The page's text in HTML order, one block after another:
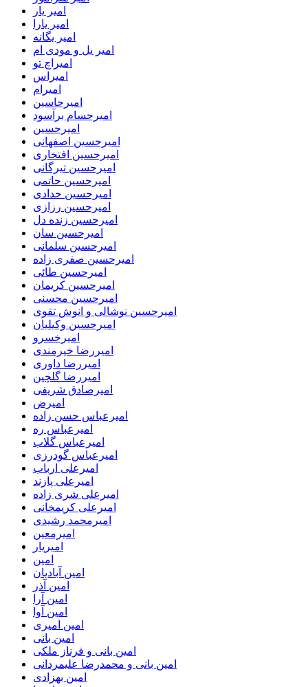
امیر یار
امیر یارا
امیر یگانه
امیر یل و مودی ام
امیراچ تو
امیراس
امیرام
امیرحاسین
امیرحسام برآسود
امیرحسین
امیرحسین اصفهانی
امیرحسین افتخاری
امیرحسین تیرگانی
امیرحسین حاتمی
امیرحسین حدادی
امیرحسین رزازی
امیرحسین زنده دل
امیرحسین سان
امیرحسین سلمانی
امیرحسین صفری زاده
امیرحسین طائی
امیرحسین کریمان
امیرحسین محسنی
امیرحسین نوشالی و انوش تقوی
امیرحسین وکیلیان
امیرخسرو
امیررضا خیرمندی
امیررضا داوری
امیررضا گلچین
امیرصادق شریفی
امیرض
امیرعباس حسن زاده
امیرعباس ره
امیرعباس گلاب
امیرعباس گودرزی
امیرعلی ارباب
امیرعلی پازند
امیرعلی شری زاده
امیرعلی کریمخانی
امیرمحمد رشیدی
امیرمعین
امیریار
امین
امین آبادیان
امین آذر
امین آرا
امین آوا
امین امیری
امین بانی
امین بانی و فرناز ملکی
امین بانی و محمدرضا علیمردانی
امین بهزادی